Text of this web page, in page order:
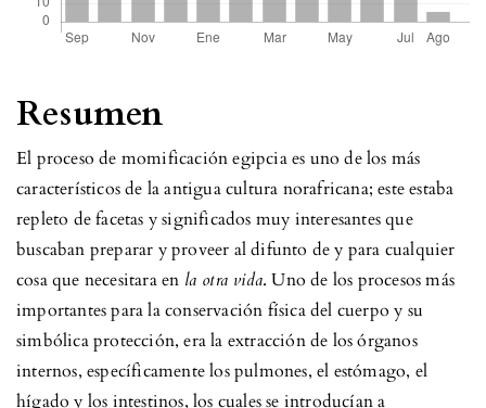
Resumen
El proceso de momificación egipcia es uno de los más
característicos de la antigua cultura norafricana; este estaba
repleto de facetas y significados muy interesantes que
buscaban preparar y proveer al difunto de y para cualquier
cosa que necesitara en la otra vida. Uno de los procesos más
importantes para la conservación física del cuerpo y su
simbólica protección, era la extracción de los órganos
internos, específicamente los pulmones, el estómago, el
hígado y los intestinos, los cuales se introducían a